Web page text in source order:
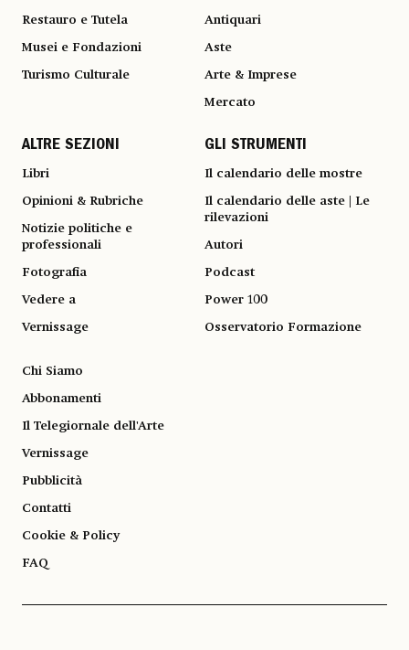
Restauro e Tutela
Musei e Fondazioni
Turismo Culturale
Antiquari
Aste
Arte & Imprese
Mercato
ALTRE SEZIONI
Libri
Opinioni & Rubriche
Notizie politiche e
professionali
Fotografia
Vedere a
Vernissage
GLI STRUMENTI
Il calendario delle mostre
Il calendario delle aste | Le
rilevazioni
Autori
Podcast
Power 100
Osservatorio Formazione
Chi Siamo
Abbonamenti
Il Telegiornale dell'Arte
Vernissage
Pubblicità
Contatti
Cookie & Policy
FAQ